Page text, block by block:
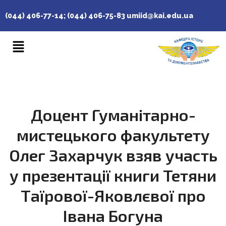
(044) 406-77-14; (044) 406-75-83 umiid@kai.edu.ua
Доцент Гуманітарно-
мистецького факультету
Олег Захарчук взяв участь
у презентації книги Тетяни
Таїрової-Яковлєвої про
Івана Богуна